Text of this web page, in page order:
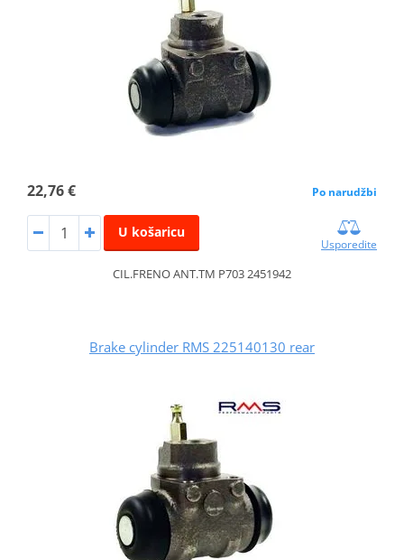
22,76 € Po narudžbi
U košaricu
Usporedite
CIL.FRENO ANT.TM P703 2451942
Brake cylinder RMS 225140130 rear